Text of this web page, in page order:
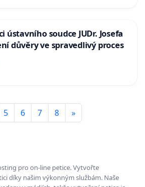
ústavního soudce JUDr. Josefa
důvěry ve spravedlivý proces
5 6 7 8 »
pro on-line petice. Vytvořte
díky našim výkonným službám. Naše